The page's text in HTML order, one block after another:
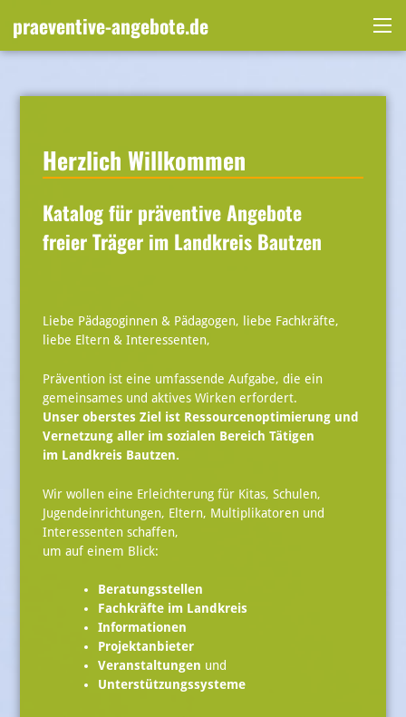
praeventive-angebote.de
Herzlich Willkommen
Katalog für präventive Angebote
freier Träger im Landkreis Bautzen
Liebe Pädagoginnen & Pädagogen, liebe Fachkräfte,
liebe Eltern & Interessenten,
Prävention ist eine umfassende Aufgabe, die ein
gemeinsames und aktives Wirken erfordert.
Unser oberstes Ziel ist Ressourcenoptimierung und
Vernetzung aller im sozialen Bereich Tätigen
im Landkreis Bautzen.
Wir wollen eine Erleichterung für Kitas, Schulen,
Jugendeinrichtungen, Eltern, Multiplikatoren und
Interessenten schaffen,
um auf einem Blick:
Beratungsstellen
Fachkräfte im Landkreis
Informationen
Projektanbieter
Veranstaltungen und
Unterstützungssysteme